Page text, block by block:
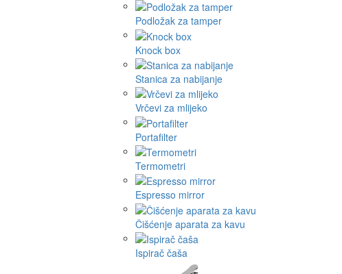
Podložak za tamper
Knock box
Stanica za nabijanje
Vrčevi za mlijeko
Portafilter
Termometri
Espresso mirror
Čišćenje aparata za kavu
Ispirač čaša